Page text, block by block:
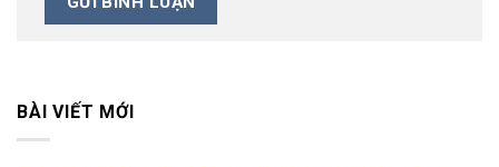
BÀI VIẾT MỚI